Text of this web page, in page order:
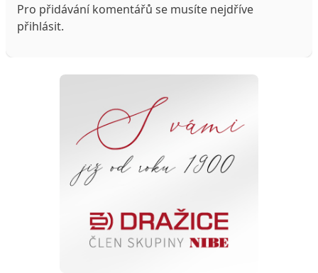
Pro přidávání komentářů se musíte nejdříve
přihlásit.